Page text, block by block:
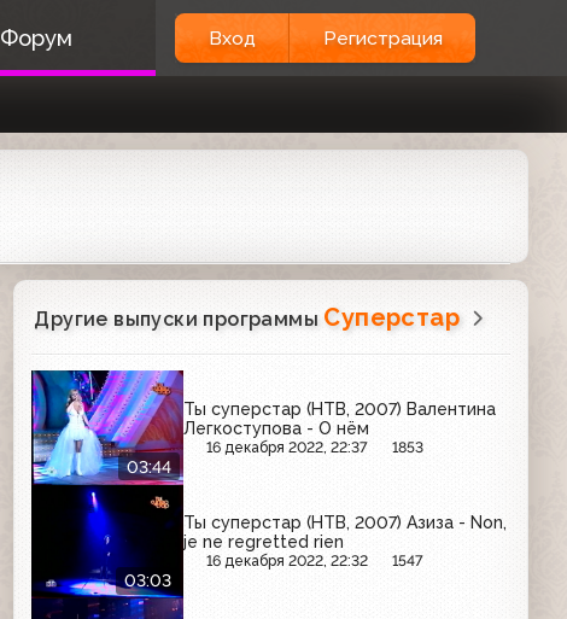
Форум Вход Регистрация
Другие выпуски программы Суперстар
03:44
Ты суперстар (НТВ, 2007) Валентина
Легкоступова - О нём
16 декабря 2022, 22:37 1853
03:03
Ты суперстар (НТВ, 2007) Азиза - Non,
je ne regretted rien
16 декабря 2022, 22:32 1547